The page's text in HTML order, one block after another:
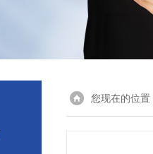
您现在的位置